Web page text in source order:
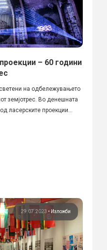
– 60 години
на одбележувањето
земјотрес. Во денешната
ласерските проекции...
29.07.2023 • Изложби